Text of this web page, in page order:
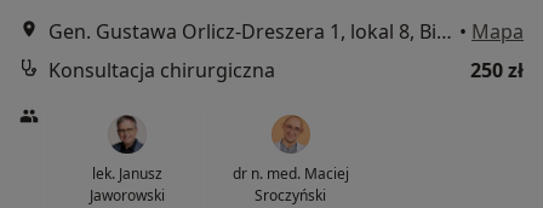
Gen. Gustawa Orlicz-Dreszera 1, lokal 8, Białystok • Mapa
Konsultacja chirurgiczna
250 zł
lek. Janusz
Jaworowski
dr n. med. Maciej
Sroczyński